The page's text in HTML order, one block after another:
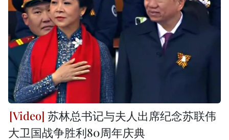
苏林总书记与夫人出席纪念苏联伟
大卫国战争胜利80周年庆典